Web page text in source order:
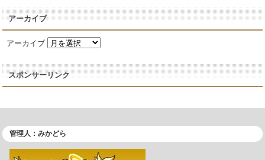
アーカイブ
アーカイブ
スポンサーリンク
管理人：みかどら